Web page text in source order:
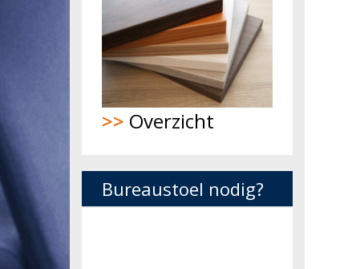
>> Overzicht
Bureaustoel nodig?